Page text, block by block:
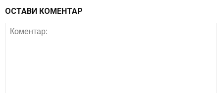
ОСТАВИ КОМЕНТАР